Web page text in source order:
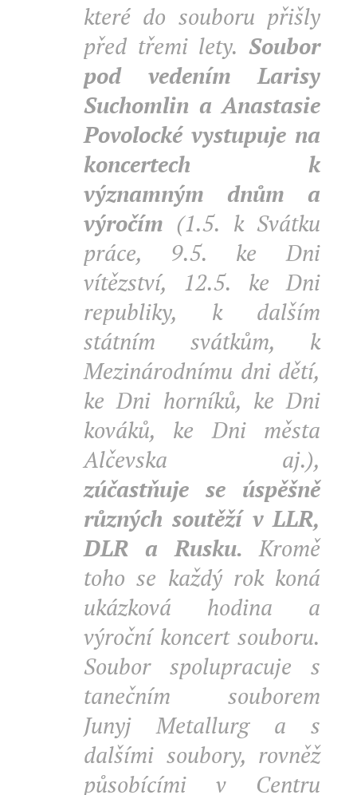
které do souboru přišly
před třemi lety. Soubor
pod vedením Larisy
Suchomlin a Anastasie
Povolocké vystupuje na
koncertech k
významným dnům a
výročím (1.5. k Svátku
práce, 9.5. ke Dni
vítězství, 12.5. ke Dni
republiky, k dalším
státním svátkům, k
Mezinárodnímu dni dětí,
ke Dni horníků, ke Dni
kováků, ke Dni města
Alčevska aj.),
zúčastňuje se úspěšně
různých soutěží v LLR,
DLR a Rusku.Kromě
toho se každý rok koná
ukázková hodina a
výroční koncert souboru.
Soubor spolupracuje s
tanečním souborem
Junyj Metallurg a s
dalšími soubory, rovněž
působícími v Centru